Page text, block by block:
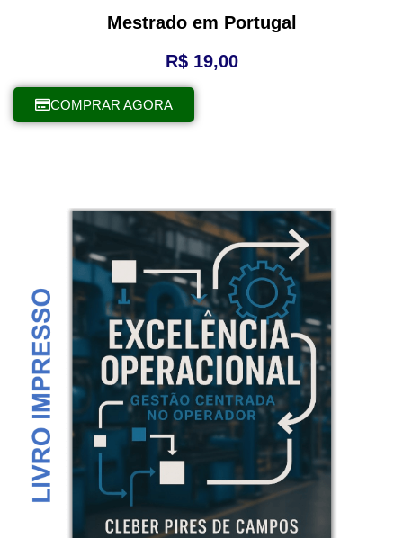
Mestrado em Portugal
R$19,00
COMPRAR AGORA